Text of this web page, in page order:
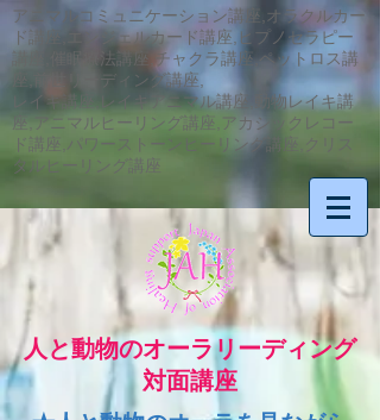
アニマルコミュニケーション講座,オラクルカー
ド講座,エンジェルカード講座,ヒプノセラピー
講座,催眠療法講座,チャクラ講座,ペットロス講
座,前世リーディング講座,
​レイキ講座,レイキアニマル講座,動物レイキ講
座,アニマルヒーリング講座,アカシックレコー
ド講座,パワーストーンヒーリング講座,クリス
タルヒーリング講座
人と動物のオーラリーディング
対面講座